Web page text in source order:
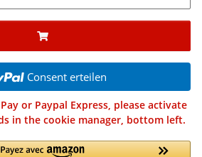
Consent erteilen
or Paypal Express, please activate
in the cookie manager, bottom left.